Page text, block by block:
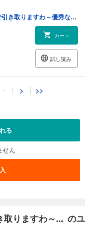
要らない悪役令嬢、我が国で引き取りますわ～優秀なご令嬢方を追放だなんて愚かな真似、国を滅ぼしましてよ？～ 【連載版】１０
カート
試し読み
要らない悪役令嬢、我が国で引き取りますわ～優秀なご令嬢方を追放だなんて愚かな真似、国を滅ぼしましてよ？～ 【連載版】１３
・ > >>
る
せん
取りますわ～... のユ